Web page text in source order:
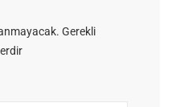
Gerekli